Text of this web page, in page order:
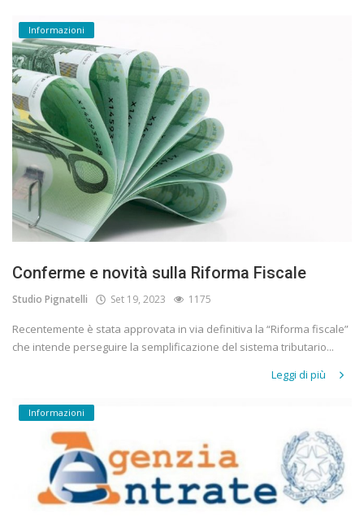
Informazioni
Conferme e novità sulla Riforma Fiscale
Studio Pignatelli Set 19, 2023 1175
Recentemente è stata approvata in via definitiva la “Riforma fiscale”
che intende perseguire la semplificazione del sistema tributario...
Leggi di più
Informazioni